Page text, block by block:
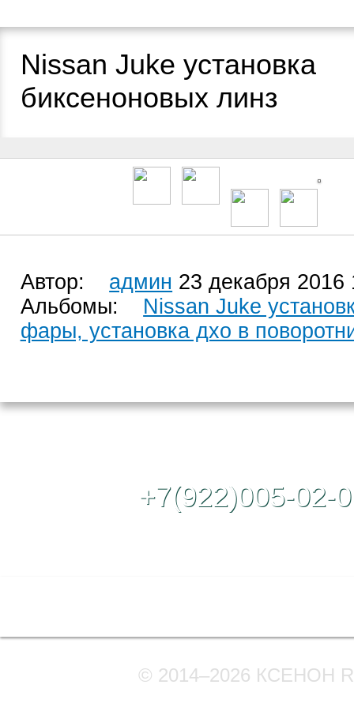
Nissan Juke установка
биксеноновых линз
Автор: админ 23 декабря 2016
Альбомы:
Nissan Juke
фары, установка дхо в
+7(922)005-02-
© 2014–2026 КСЕНОН